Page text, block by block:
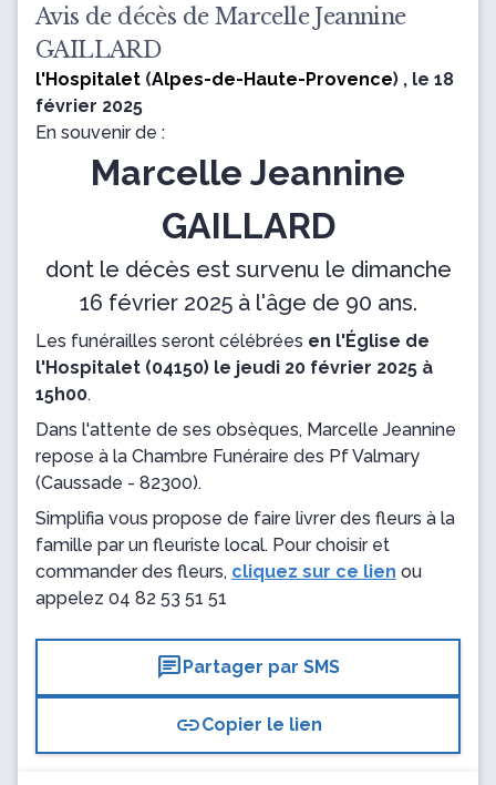
Avis de décès de Marcelle Jeannine
GAILLARD
l'Hospitalet (Alpes-de-Haute-Provence) , le 18
février 2025
En souvenir de :
Marcelle Jeannine
GAILLARD
dont le décès est survenu le dimanche
16 février 2025 à l'âge de 90 ans.
Les funérailles seront célébrées en l'Église de
l'Hospitalet (04150) le jeudi 20 février 2025 à
15h00.
Dans l'attente de ses obsèques, Marcelle Jeannine
repose à la Chambre Funéraire des Pf Valmary
(Caussade - 82300).
Simplifia vous propose de faire livrer des fleurs à la
famille par un fleuriste local. Pour choisir et
commander des fleurs, cliquez sur ce lien ou
appelez 04 82 53 51 51
chatPartager par SMS
linkCopier le lien